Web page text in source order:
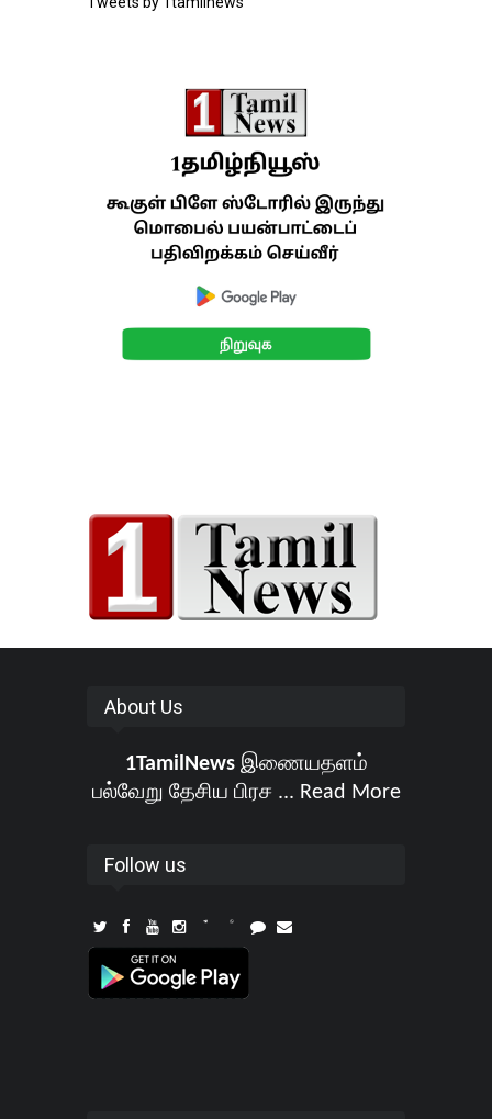
About Us
1TamilNewsஇணையதளம்
பல்வேறு தேசிய பிரச ... Read More
Follow us